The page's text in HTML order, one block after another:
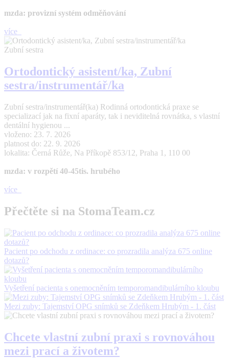
mzda: provizní systém odměňování
více
Zubní sestra
Ortodontický asistent/ka, Zubní
sestra/instrumentář/ka
Zubní sestra/instrumentář(ka) Rodinná ortodontická praxe se
specializací jak na fixní aparáty, tak i neviditelná rovnátka, s vlastní
dentální hygienou ...
vloženo: 23. 7. 2026
platnost do: 22. 9. 2026
lokalita: Černá Růže, Na Příkopě 853/12, Praha 1, 110 00
mzda: v rozpětí 40-45tis. hrubého
více
Přečtěte si na StomaTeam.cz
Pacient po odchodu z ordinace: co prozradila analýza 675 online
dotazů?
Vyšetření pacienta s onemocněním temporomandibulárního kloubu
Mezi zuby: Tajemství OPG snímků se Zdeňkem Hrubým - 1. část
Chcete vlastní zubní praxi s rovnováhou
mezi prací a životem?